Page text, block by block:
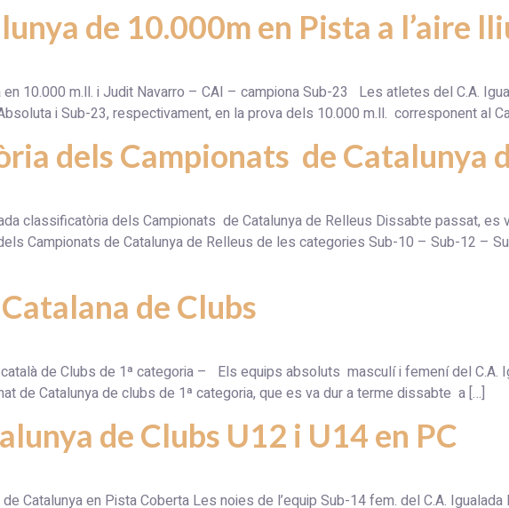
de 10.000m en Pista a l’aire
10.000 m.ll. i Judit Navarro – CAI – campiona Sub-23 Les atletes del C.A.
i Sub-23, respectivament, en la prova dels 10.000 m.ll. corresponent al
dels Campionats de Catalunya
classificatòria dels Campionats de Catalunya de Relleus Dissabte passat, es
Campionats de Catalunya de Relleus de les categories Sub-10 – Sub-12 –
de Clubs
de Clubs de 1ª categoria – Els equips absoluts masculí i femení del C.A.
de Catalunya de clubs de 1ª categoria, que es va dur a terme dissabte a […]
de Clubs U12 i U14 en PC
Catalunya en Pista Coberta Les noies de l’equip Sub-14 fem. del C.A.